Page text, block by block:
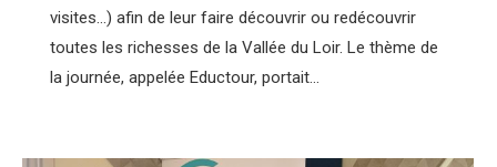
visites…) afin de leur faire découvrir ou redécouvrir
toutes les richesses de la Vallée du Loir. Le thème de
la journée, appelée Eductour, portait…